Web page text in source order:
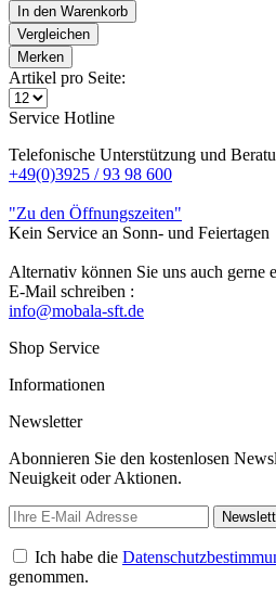
In den Warenkorb
Vergleichen
Merken
Artikel pro Seite:
Service Hotline
Telefonische Unterstützung und
+49(0)3925 / 93 98 600
"Zu den Öffnungszeiten"
Kein Service an Sonn- und Feiertagen
Alternativ können Sie uns auch gerne
E-Mail schreiben :
info@mobala-sft.de
Shop Service
Informationen
Newsletter
Abonnieren Sie den kostenlosen
Neuigkeit oder Aktionen.
Ich habe die
genommen.